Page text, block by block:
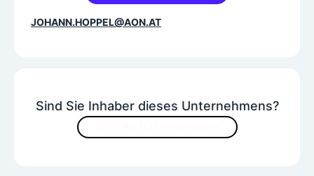
Sind Sie Inhaber dieses Unternehmens?
JOHANN.HOPPEL@AON.AT